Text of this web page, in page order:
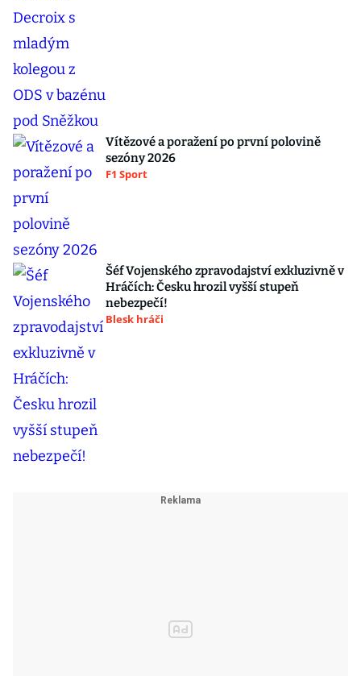
Vítězové a poražení po první polovině
sezóny 2026
F1 Sport
Šéf Vojenského zpravodajství exkluzivně v
Hráčích: Česku hrozil vyšší stupeň
nebezpečí!
Blesk hráči